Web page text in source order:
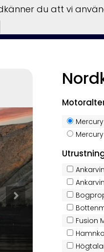
Garmin
Mercury
Mercury
Fusion
du att vi